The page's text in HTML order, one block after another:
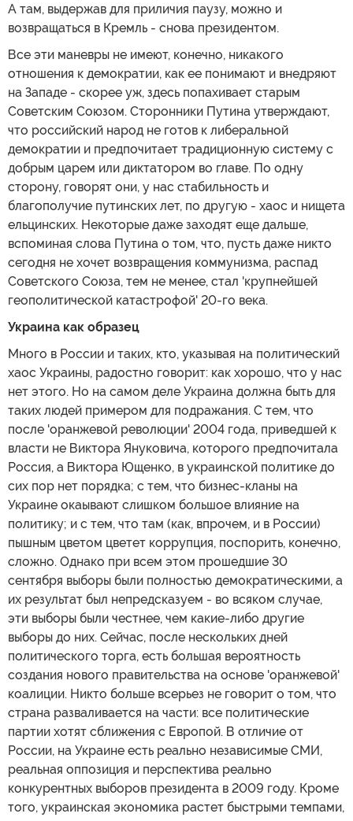
А там, выдержав для приличия паузу, можно и
возвращаться в Кремль - снова президентом.
Все эти маневры не имеют, конечно, никакого
отношения к демократии, как ее понимают и внедряют
на Западе - скорее уж, здесь попахивает старым
Советским Союзом. Сторонники Путина утверждают,
что российский народ не готов к либеральной
демократии и предпочитает традиционную систему с
добрым царем или диктатором во главе. По одну
сторону, говорят они, у нас стабильность и
благополучие путинских лет, по другую - хаос и нищета
ельцинских. Некоторые даже заходят еще дальше,
вспоминая слова Путина о том, что, пусть даже никто
сегодня не хочет возвращения коммунизма, распад
Советского Союза, тем не менее, стал 'крупнейшей
геополитической катастрофой' 20-го века.
Украина как образец
Много в России и таких, кто, указывая на политический
хаос Украины, радостно говорит: как хорошо, что у нас
нет этого. Но на самом деле Украина должна быть для
таких людей примером для подражания. С тем, что
после 'оранжевой революции' 2004 года, приведшей к
власти не Виктора Януковича, которого предпочитала
Россия, а Виктора Ющенко, в украинской политике до
сих пор нет порядка; с тем, что бизнес-кланы на
Украине окаывают слишком большое влияние на
политику; и с тем, что там (как, впрочем, и в России)
пышным цветом цветет коррупция, поспорить, конечно,
сложно. Однако при всем этом прошедшие 30
сентября выборы были полностью демократическими, а
их результат был непредсказуем - во всяком случае,
эти выборы были честнее, чем какие-либо другие
выборы до них. Сейчас, после нескольких дней
политического торга, есть большая вероятность
создания нового правительства на основе 'оранжевой'
коалиции. Никто больше всерьез не говорит о том, что
страна разваливается на части: все политические
партии хотят сближения с Европой. В отличие от
России, на Украине есть реально независимые СМИ,
реальная оппозиция и перспектива реально
конкурентных выборов президента в 2009 году. Кроме
того, украинская экономика растет быстрыми темпами,